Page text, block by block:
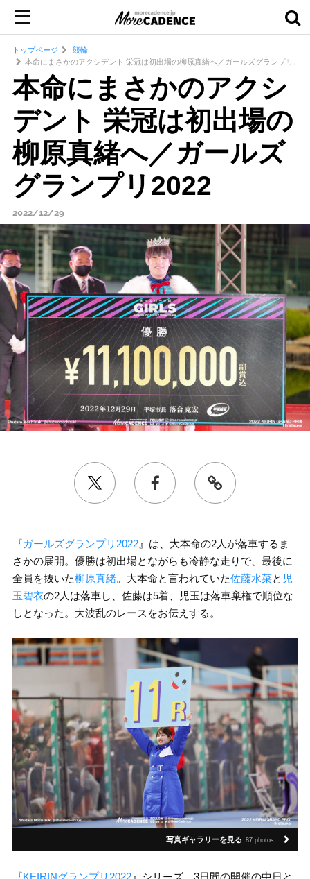
トップページ
競輪
本命にまさかのアクシデント 栄冠は初出場の柳原真緒へ／ガールズグランプリ2022
本命にまさかのアクシ
デント 栄冠は初出場の
柳原真緒へ／ガールズ
グランプリ2022
2022/12/29
『ガールズグランプリ2022』は、大本命の2人が落車するま
さかの展開。優勝は初出場とながらも冷静な走りで、最後に
全員を抜いた柳原真緒。大本命と言われていた佐藤水菜と 児
玉碧衣の2人は落車し、佐藤は5着、児玉は落車棄権で順位な
しとなった。大波乱のレースをお伝えする。
写真ギャラリーを見る 87 photos